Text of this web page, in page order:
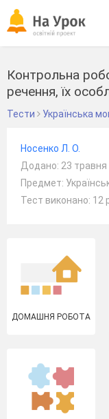
Контрольна
речення, їх
Тести Українська
Носенко Л. О.
Додано: 23 травня
Предмет:
Тест виконано: 12
ДОМАШНЯ РОБОТА